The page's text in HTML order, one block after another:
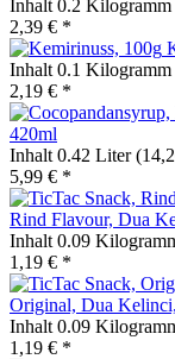
Inhalt 0.2 Kilogramm
2,39 € *
Inhalt 0.1 Kilogramm
2,19 € *
420ml
Inhalt 0.42 Liter
5,99 € *
Rind Flavour, Dua
Inhalt 0.09
1,19 € *
Original, Dua
Inhalt 0.09
1,19 € *